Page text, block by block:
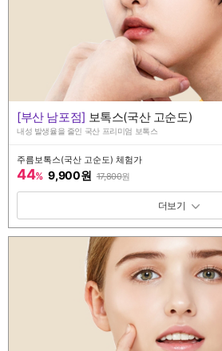
[부산 남포점] 보톡스(국산 고순도)
내성 발생율을 줄인 국산 프리미엄 보톡스
주름보톡스(국산 고순도) 체험가
44% 9,900원 17,800원
패키지